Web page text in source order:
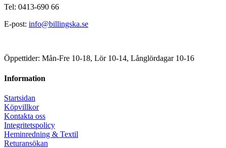
Tel: 0413-690 66
E-post: info@billingska.se
Öppettider: Mån-Fre 10-18, Lör 10-14, Långlördagar 10-16
Information
Startsidan
Köpvillkor
Kontakta oss
Integritetspolicy
Heminredning & Textil
Returansökan